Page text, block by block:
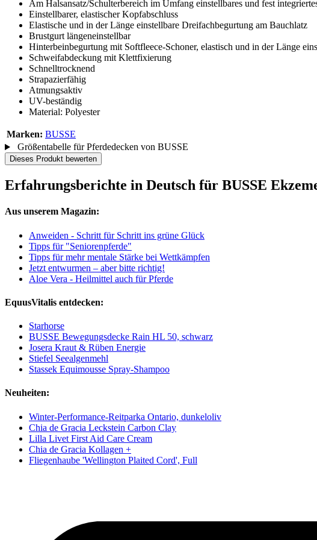
Am Halsansatz/Schulterbereich im Umfang einstellbares und fest
Einstellbarer, elastischer Kopfabschluss
Elastische und in der Länge einstellbare Dreifachbegurtung am Bauchlatz
Brustgurt längeneinstellbar
Hinterbeinbegurtung mit Softfleece-Schoner, elastisch und in der Länge
Schweifabdeckung mit Klettfixierung
Schnelltrocknend
Strapazierfähig
Atmungsaktiv
UV-beständig
Material: Polyester
Marken: BUSSE
Größentabelle für Pferdedecken von BUSSE
Dieses Produkt bewerten
Erfahrungsberichte in Deutsch für BUSSE
Aus unserem Magazin:
Anweiden - Schritt für Schritt ins grüne Glück
Tipps für "Seniorenpferde"
Tipps für mehr mentale Stärke bei Wettkämpfen
Jetzt entwurmen – aber bitte richtig!
Aloe Vera - Heilmittel auch für Pferde
EquusVitalis entdecken:
Starhorse
BUSSE Bewegungsdecke Rain HL 50, schwarz
Josera Kraut & Rüben Energie
Stiefel Seealgenmehl
Stassek Equimousse Spray-Shampoo
Neuheiten:
Winter-Performance-Reitparka Ontario, dunkeloliv
Chia de Gracia Leckstein Carbon Clay
Lilla Livet First Aid Care Cream
Chia de Gracia Kollagen +
Fliegenhaube 'Wellington Plaited Cord', Full